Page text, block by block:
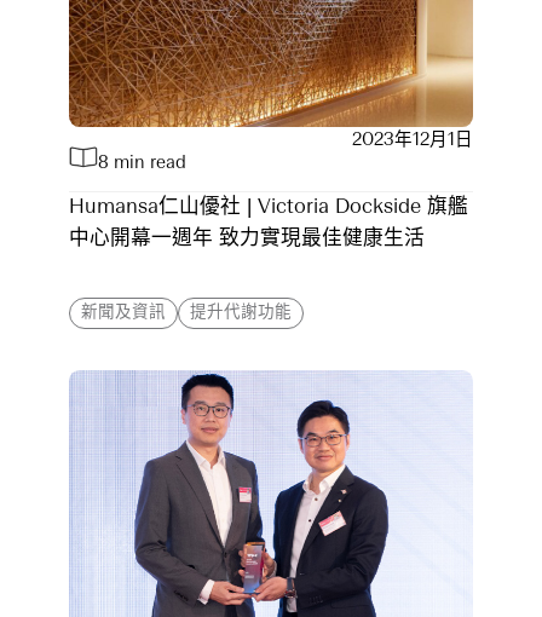
8 min read
2023年12月1日
Humansa仁山優社 | Victoria Dockside 旗艦
中心開幕一週年 致力實現最佳健康生活
新聞及資訊 提升代謝功能